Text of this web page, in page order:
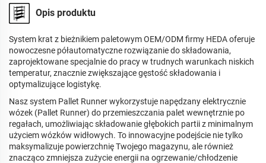
Opis produktu
System krat z bieżnikiem paletowym OEM/ODM firmy HEDA oferuje
nowoczesne półautomatyczne rozwiązanie do składowania,
zaprojektowane specjalnie do pracy w trudnych warunkach niskich
temperatur, znacznie zwiększające gęstość składowania i
optymalizujące logistykę.
Nasz system Pallet Runner wykorzystuje napędzany elektrycznie
wózek (Pallet Runner) do przemieszczania palet wewnętrznie po
regałach, umożliwiając składowanie głębokich partii z minimalnym
użyciem wózków widłowych. To innowacyjne podejście nie tylko
maksymalizuje powierzchnię Twojego magazynu, ale również
znacząco zmniejsza zużycie energii na ogrzewanie/chłodzenie